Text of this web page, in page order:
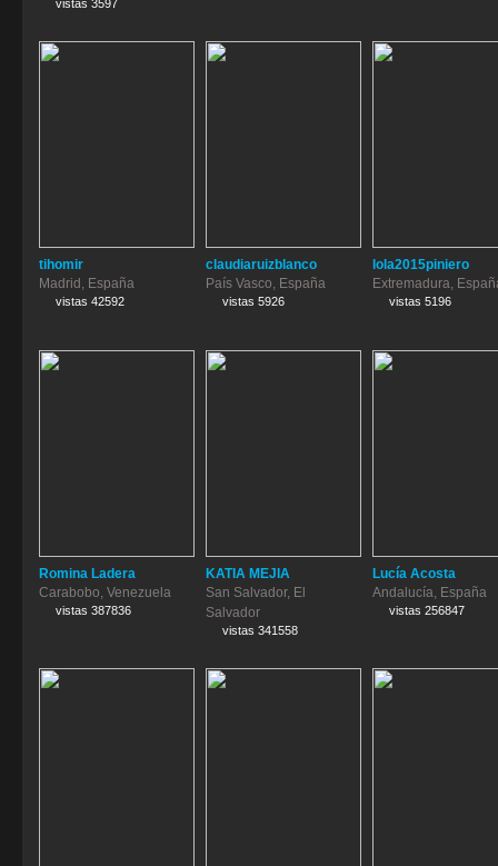
vistas 3597
tihomir
Madrid, España
vistas 42592
claudiaruizblanco
País Vasco, España
vistas 5926
lola2015piniero
Extremadura,
vistas 5196
Romina Ladera
Carabobo, Venezuela
vistas 387836
KATIA MEJIA
San Salvador, El
Salvador
vistas 341558
Lucía Acosta
Andalucía, España
vistas 256847